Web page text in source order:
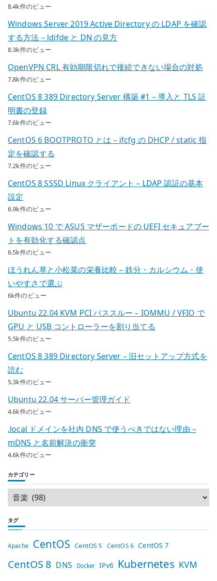
8.4k件のビュー
Windows Server 2019 Active Directory の LDAP を確認
する方法 – ldifde と DN の見方
8.3k件のビュー
OpenVPN CRL 有効期限切れで接続できない場合の対処
7.8k件のビュー
CentOS 8 389 Directory Server 構築 #1 – 導入と TLS 証
明書の登録
7.6k件のビュー
CentOS 6 BOOTPROTO とは – ifcfg の DHCP / static 指
定を確認する
7.2k件のビュー
CentOS 8 SSSD Linux クライアント – LDAP 認証の基本
設定
6.9k件のビュー
Windows 10 で ASUS マザーボードの UEFI セキュアブー
トを有効化する確認点
6.5k件のビュー
ほうれん草と小松菜の栄養比較 – 鉄分・カルシウム・使
いやすさで選ぶ
6k件のビュー
Ubuntu 22.04 KVM PCI パススルー – IOMMU / VFIO で
GPU と USB コントローラーを割り当てる
5.5k件のビュー
CentOS 8 389 Directory Server – 旧セットアップ方式を
読む
5.3k件のビュー
Ubuntu 22.04 サーバー管理ガイド
4.6k件のビュー
.local ドメインを社内 DNS で使うべきではない理由 –
mDNS と名前解決の衝突
4.6k件のビュー
カテゴリー
タグ
Apache CentOS CentOS 5 CentOS 6 CentOS 7
CentOS 8 DNS Docker IPv6 Kubernetes KVM